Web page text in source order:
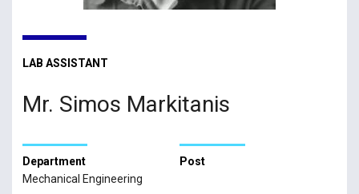
LAB ASSISTANT
Mr. Simos Markitanis
Department
Mechanical Engineering
Post